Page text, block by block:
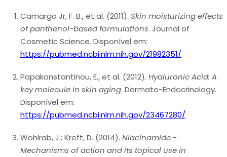
Camargo Jr, F. B., et al. (2011). Skin moisturizing effects
of panthenol-based formulations. Journal of
Cosmetic Science. Disponível em:
https://pubmed.ncbi.nlm.nih.gov/21982351/
Papakonstantinou, E., et al. (2012). Hyaluronic Acid: A
key molecule in skin aging. Dermato-Endocrinology.
Disponível em:
https://pubmed.ncbi.nlm.nih.gov/23467280/
Wohlrab, J.; Kreft, D. (2014). Niacinamide -
Mechanisms of action and its topical use in